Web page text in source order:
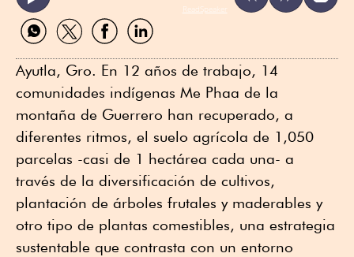
ReadSpeaker
Compartir
por
Compartir
por
Compartir
por
Compartir
por
Ayutla, Gro. En 12 años de trabajo, 14
comunidades indígenas Me Phaa de la
montaña de Guerrero han recuperado, a
diferentes ritmos, el suelo agrícola de 1,050
parcelas -casi de 1 hectárea cada una- a
través de la diversificación de cultivos,
plantación de árboles frutales y maderables y
otro tipo de plantas comestibles, una estrategia
sustentable que contrasta con un entorno